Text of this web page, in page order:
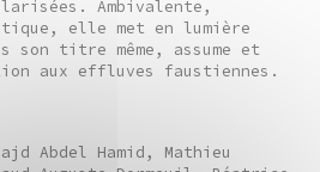
Ambivalente,
elle met en lumière
son titre même, assume et
aux effluves faustiennes.
Abdel Hamid, Mathieu